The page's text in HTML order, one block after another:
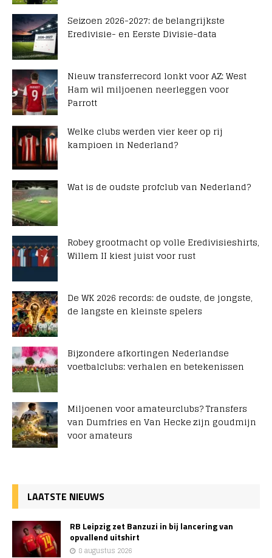
Seizoen 2026-2027: de belangrijkste
Eredivisie- en Eerste Divisie-data
Nieuw transferrecord lonkt voor AZ: West
Ham wil miljoenen neerleggen voor
Parrott
Welke clubs werden vier keer op rij
kampioen in Nederland?
Wat is de oudste profclub van Nederland?
Robey grootmacht op volle Eredivisieshirts,
Willem II kiest juist voor rust
De WK 2026 records: de oudste, de jongste,
de langste en kleinste spelers
Bijzondere afkortingen Nederlandse
voetbalclubs: verhalen en betekenissen
Miljoenen voor amateurclubs? Transfers
van Dumfries en Van Hecke zijn goudmijn
voor amateurs
LAATSTE NIEUWS
RB Leipzig zet Banzuzi in bij lancering van
opvallend uitshirt
8 augustus 2026